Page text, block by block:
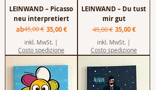
LEINWAND – Picasso
neu interpretiert
ab
Standardpreis
45,00 € 35,00 €
Sale-Preis
inkl. MwSt. |
Costo spedizione
LEINWAND – Du tust
mir gut
Standardpreis
45,00 € Sale-Preis
35,00 €
inkl. MwSt. |
Costo spedizione